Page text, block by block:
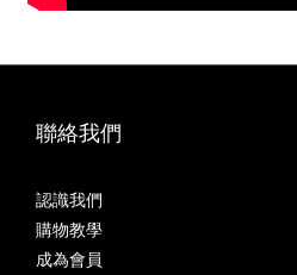
聯絡我們
認識我們
購物教學
成為會員